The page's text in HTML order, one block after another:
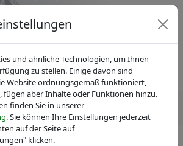
und ähnliche Technologien, um Ihnen
zu stellen. Einige davon sind
Website ordnungsgemäß funktioniert,
fügen aber Inhalte oder Funktionen hinzu.
finden Sie in unserer
. Sie können Ihre Einstellungen jederzeit
auf der Seite auf
klicken.